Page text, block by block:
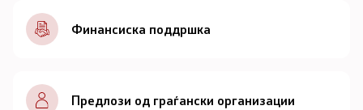
За советот
Документи
Записници и дневни редови од седниците на
Финансиска поддршка
Предлози од граѓански организации